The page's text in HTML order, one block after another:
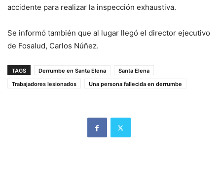
accidente para realizar la inspección exhaustiva.
Se informó también que al lugar llegó el director ejecutivo
de Fosalud, Carlos Núñez.
TAGS Derrumbe en Santa Elena
Santa Elena
Trabajadores lesionados
Una persona fallecida en derrumbe